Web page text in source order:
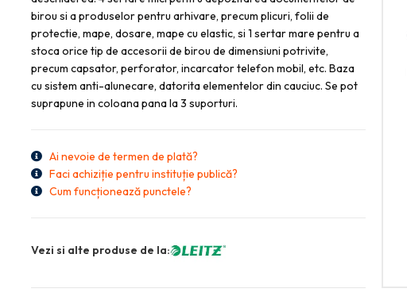
birou si a produselor pentru arhivare, precum plicuri, folii de
protectie, mape, dosare, mape cu elastic, si 1 sertar mare pentru a
stoca orice tip de accesorii de birou de dimensiuni potrivite,
precum capsator, perforator, incarcator telefon mobil, etc. Baza
cu sistem anti-alunecare, datorita elementelor din cauciuc. Se pot
suprapune in coloana pana la 3 suporturi.
Ai nevoie de termen de plată?
Faci achiziție pentru instituție publică?
Cum funcționează punctele?
Vezi si alte produse de la: